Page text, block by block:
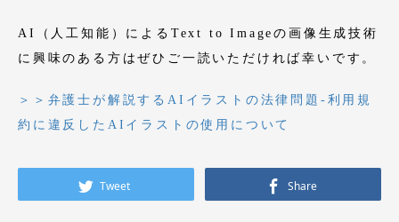
AI（人工知能）によるText to Imageの画像生成技術
に興味のある方はぜひご一読いただければ幸いです。
＞＞弁護士が解説するAIイラストの法律問題-利用規
約に違反したAIイラストの使用について
Tweet Share